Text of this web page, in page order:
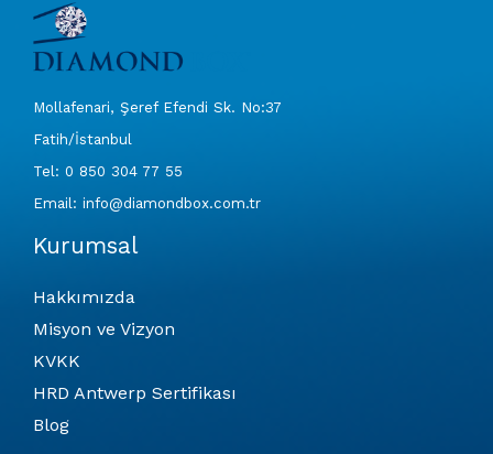
Mollafenari, Şeref Efendi Sk. No:37
Fatih/İstanbul
Tel: 0 850 304 77 55
Email: info@diamondbox.com.tr
Kurumsal
Hakkımızda
Misyon ve Vizyon
KVKK
HRD Antwerp Sertifikası
Blog